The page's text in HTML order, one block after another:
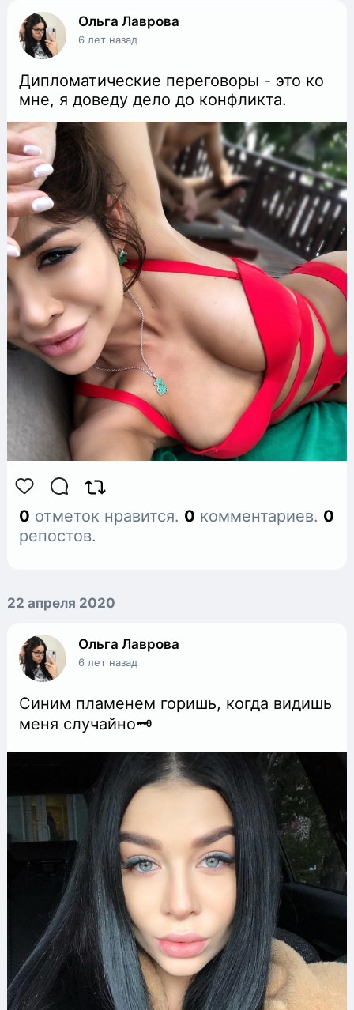
Ольга Лаврова
6 лет назад
Дипломатические переговоры - это ко
мне, я доведу дело до конфликта.
0 отметок нравится. 0 комментариев. 0
репостов.
22 апреля 2020
Ольга Лаврова
6 лет назад
Синим пламенем горишь, когда видишь
меня случайно🗝